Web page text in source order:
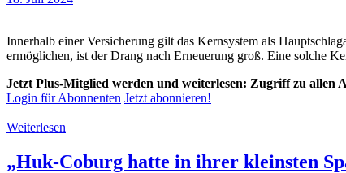
Innerhalb einer Versicherung gilt das Kernsystem als
ermöglichen, ist der Drang nach Erneuerung groß. Eine solche
Jetzt Plus-Mitglied werden und weiterlesen: Zugriff zu allen
Login für Abonnenten Jetzt abonnieren!
Weiterlesen
„Huk-Coburg hatte in ihrer kleinsten